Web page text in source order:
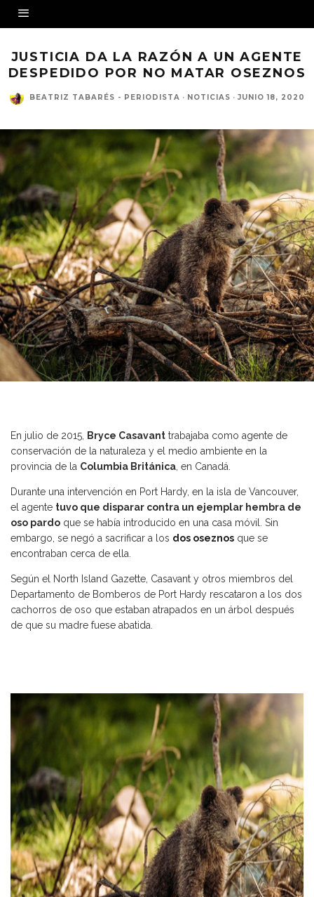
JUSTICIA DA LA RAZÓN A UN AGENTE
DESPEDIDO POR NO MATAR OSEZNOS
BEATRIZ TABARÉS - PERIODISTA · NOTICIAS · JUNIO 18, 2020
En julio de 2015, Bryce Casavant trabajaba como agente de
conservación de la naturaleza y el medio ambiente en la
provincia de la Columbia Británica , en Canadá.
Durante una intervención en Port Hardy, en la isla de Vancouver,
el agente tuvo que disparar contra un ejemplar hembra de
oso pardo que se había introducido en una casa móvil. Sin
embargo, se negó a sacrificar a los dos oseznos que se
encontraban cerca de ella.
Según el North Island Gazette, Casavant y otros miembros del
Departamento de Bomberos de Port Hardy rescataron a los dos
cachorros de oso que estaban atrapados en un árbol después
de que su madre fuese abatida.